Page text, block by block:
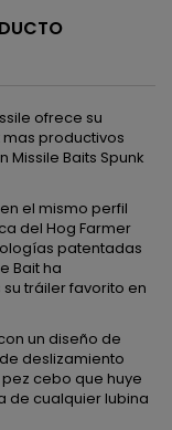
ofrece su
productivos
Baits Spunk
el mismo perfil
del Hog Farmer
patentadas
Bait ha
tráiler favorito en
un diseño de
deslizamiento
cebo que huye
de cualquier lubina